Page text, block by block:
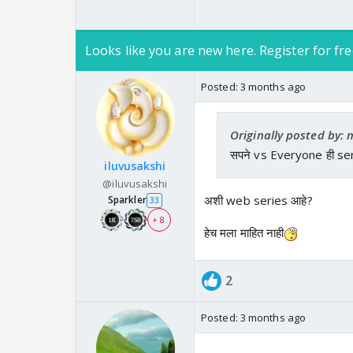
Looks like you are new here. Register for
iluvusakshi
@iluvusakshi
Sparkler 33
+ 8
Posted: 3 months ago
Originally posted by:
सपने vs Everyone ही
अशी web series आहे?
हेच मला माहित नाही
2
Posted: 3 months ago